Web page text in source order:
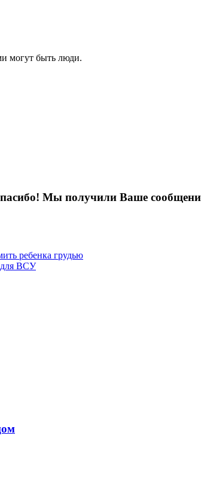
могут быть люди.
Мы получили Ваше
ребенка грудью
для ВСУ